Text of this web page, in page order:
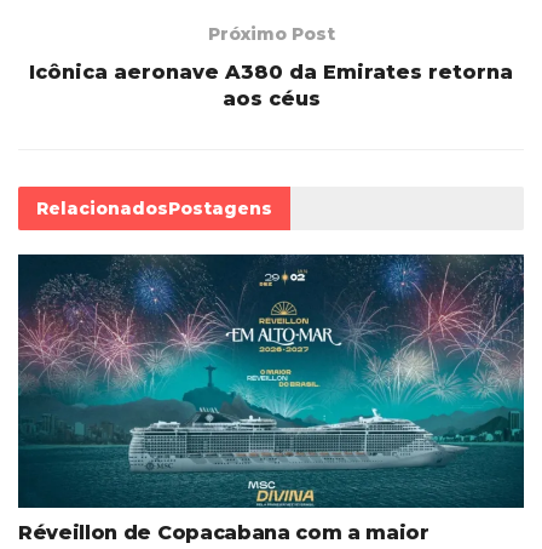
Próximo Post
Icônica aeronave A380 da Emirates retorna
aos céus
RelacionadosPostagens
Réveillon de Copacabana com a maior